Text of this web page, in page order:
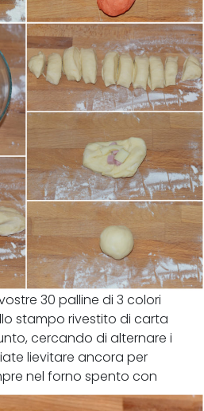
30 palline di 3 colori
stampo rivestito di carta
cercando di alternare i
lievitare ancora per
nel forno spento con